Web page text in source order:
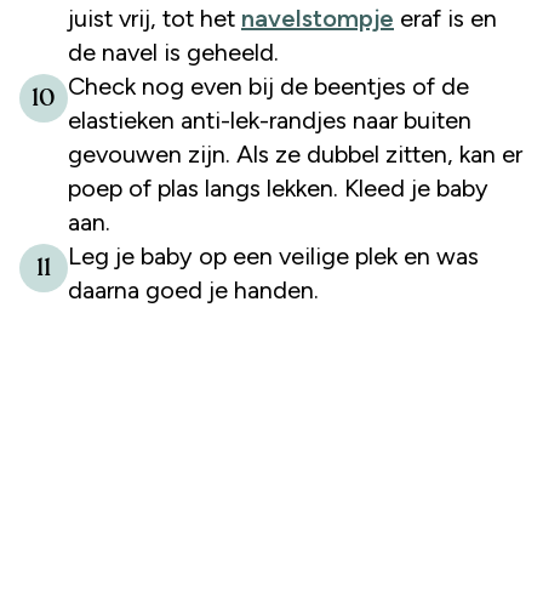
juist vrij, tot het navelstompje eraf is en
de navel is geheeld.
10 Check nog even bij de beentjes of de
elastieken anti-lek-randjes naar buiten
gevouwen zijn. Als ze dubbel zitten, kan er
poep of plas langs lekken. Kleed je baby
aan.
11
Leg je baby op een veilige plek en was
daarna goed je handen.